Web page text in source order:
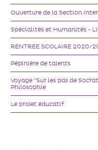
Ouverture de la Section
Spécialités et Humanités -
RENTREE SCOLAIRE 2020/
Pépinière de talents
Voyage "Sur les pas de
Philosophie
Le projet éducatif